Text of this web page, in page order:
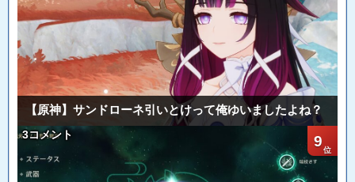
【原神】サンドローネ引いとけって俺ゆいましたよね？
9
3コメント